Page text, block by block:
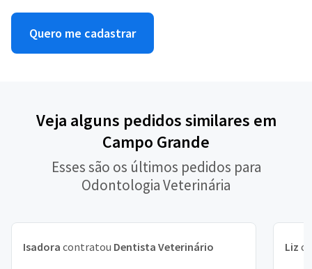
Quero me cadastrar
Veja alguns pedidos similares em
Campo Grande
Esses são os últimos pedidos para
Odontologia Veterinária
Isadora contratou Dentista Veterinário Liz